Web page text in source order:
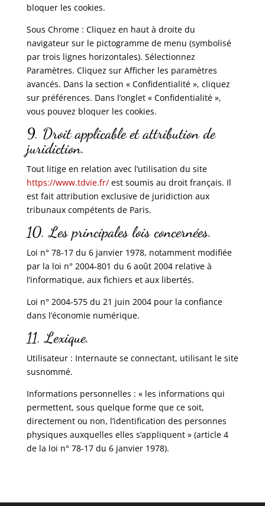
bloquer les cookies.
Sous Chrome : Cliquez en haut à droite du
navigateur sur le pictogramme de menu (symbolisé
par trois lignes horizontales). Sélectionnez
Paramètres. Cliquez sur Afficher les paramètres
avancés. Dans la section « Confidentialité », cliquez
sur préférences. Dans l’onglet « Confidentialité »,
vous pouvez bloquer les cookies.
9. Droit applicable et attribution de
juridiction.
Tout litige en relation avec l’utilisation du site
https://www.tdvie.fr/est soumis au droit français. Il
est fait attribution exclusive de juridiction aux
tribunaux compétents de Paris.
10. Les principales lois concernées.
Loi n° 78-17 du 6 janvier 1978, notamment modifiée
par la loi n° 2004-801 du 6 août 2004 relative à
l’informatique, aux fichiers et aux libertés.
Loi n° 2004-575 du 21 juin 2004 pour la confiance
dans l’économie numérique.
11. Lexique.
Utilisateur : Internaute se connectant, utilisant le site
susnommé.
Informations personnelles : « les informations qui
permettent, sous quelque forme que ce soit,
directement ou non, l’identification des personnes
physiques auxquelles elles s’appliquent » (article 4
de la loi n° 78-17 du 6 janvier 1978).